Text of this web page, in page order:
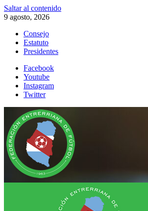
Saltar al contenido
9 agosto, 2026
Consejo
Estatuto
Presidentes
Facebook
Youtube
Instagram
Twitter